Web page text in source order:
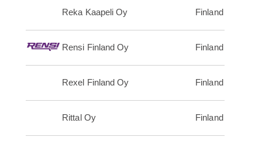
Reka Kaapeli Oy Finland
Rensi Finland Oy Finland
Rexel Finland Oy Finland
Rittal Oy Finland